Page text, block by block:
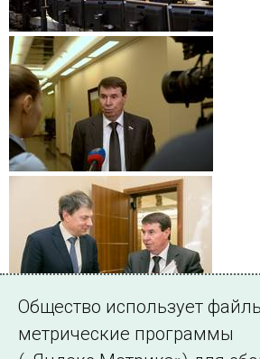
Общество использует
метрические программы